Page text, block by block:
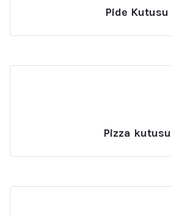
Pide Kutusu
Pizza kutusu